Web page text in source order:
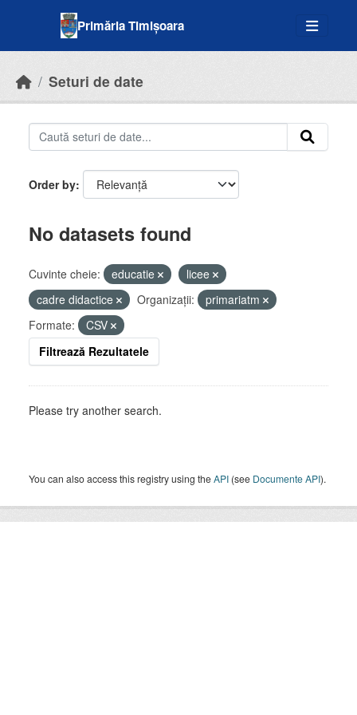
Primăria Timișoara
Seturi de date
Order by
No datasets found
Cuvinte cheie: educatie
licee
cadre didactice
Organizații:
primariatm
Formate:
CSV
Filtrează Rezultatele
Please try another search.
You can also access this registry using theAPI (see Documente API).